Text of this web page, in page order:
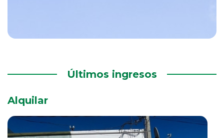
Últimos ingresos
Alquilar